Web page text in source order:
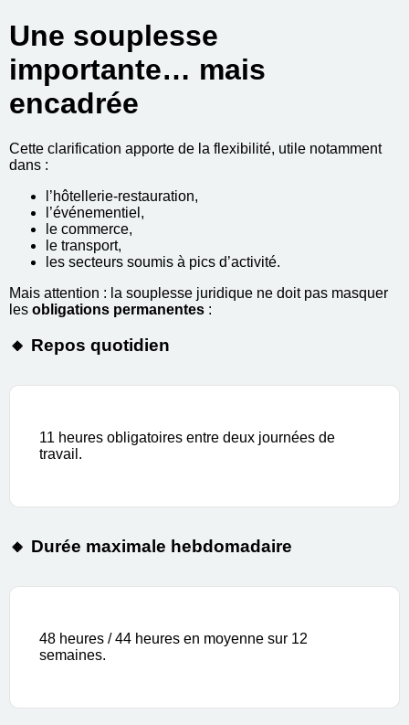
Une souplesse
importante… mais
encadrée
Cette clarification apporte de la flexibilité, utile notamment
dans :
l’hôtellerie-restauration,
l’événementiel,
le commerce,
le transport,
les secteurs soumis à pics d’activité.
Mais attention : la souplesse juridique ne doit pas masquer
les obligations permanentes :
🔸 Repos quotidien
11 heures obligatoires entre deux journées de
travail.
🔸 Durée maximale hebdomadaire
48 heures / 44 heures en moyenne sur 12
semaines.